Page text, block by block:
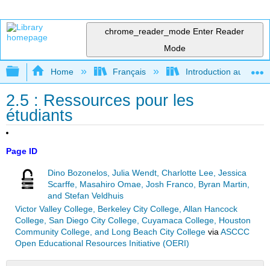
chrome_reader_mode Enter Reader
Mode
Expand/collapse global hierarchy
Home Français Introduction au
2.5 : Ressources pour les
étudiants
Page ID
Dino Bozonelos, Julia Wendt, Charlotte Lee, Jessica
Scarffe, Masahiro Omae, Josh Franco, Byran Martin,
and Stefan Veldhuis
Victor Valley College, Berkeley City College, Allan Hancock
College, San Diego City College, Cuyamaca College, Houston
Community College, and Long Beach City Collegevia ASCCC
Open Educational Resources Initiative (OERI)